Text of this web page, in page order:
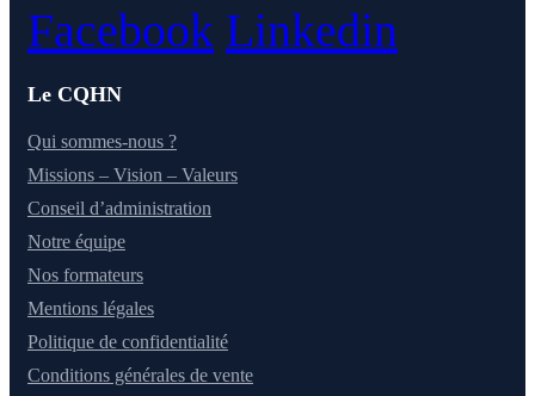
Facebook Linkedin
Le CQHN
Qui sommes-nous ?
Missions – Vision – Valeurs
Conseil d’administration
Notre équipe
Nos formateurs
Mentions légales
Politique de confidentialité
Conditions générales de vente